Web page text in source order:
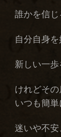
誰かを信じ
自分自身を
新しい一歩
けれどその
いつも簡単
迷いや不安